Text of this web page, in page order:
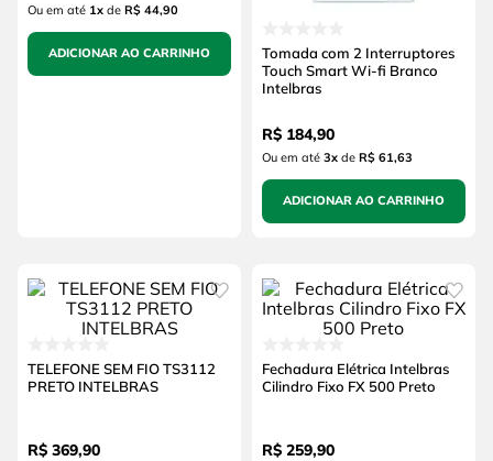
Ou em até 1xde R$ 44,90
ADICIONAR AO CARRINHO
Tomada com 2 Interruptores
Touch Smart Wi-fi Branco
Intelbras
R$ 184,90
Ou em até 3xde R$ 61,63
ADICIONAR AO CARRINHO
TELEFONE SEM FIO TS3112
PRETO INTELBRAS
R$ 369,90
Fechadura Elétrica Intelbras
Cilindro Fixo FX 500 Preto
R$ 259,90